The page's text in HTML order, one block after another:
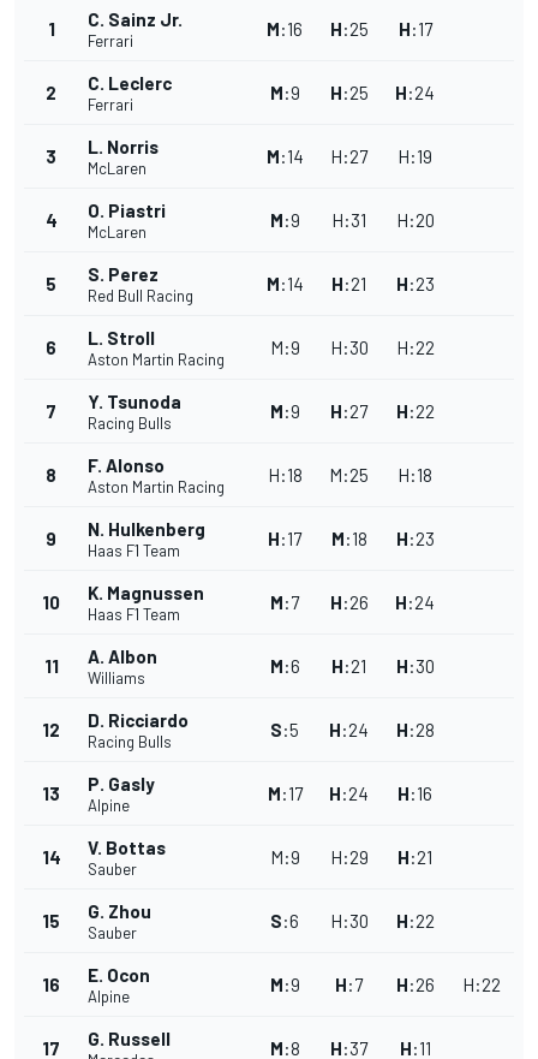
1 C. Sainz Jr.
Ferrari
M:16 H:25 H:17
2 C. Leclerc
Ferrari
M:9 H:25 H:24
3 L. Norris
McLaren
M:14 H:27 H:19
4 O. Piastri
McLaren
M:9 H:31 H:20
5 S. Perez
Red Bull Racing
M:14 H:21 H:23
6 L. Stroll
Aston Martin Racing
M:9 H:30 H:22
7 Y. Tsunoda
Racing Bulls
M:9 H:27 H:22
8 F. Alonso
Aston Martin Racing
H:18 M:25 H:18
9 N. Hulkenberg
Haas F1 Team
H:17 M:18 H:23
10 K. Magnussen
Haas F1 Team
M:7 H:26 H:24
11 A. Albon
Williams
M:6 H:21 H:30
12 D. Ricciardo
Racing Bulls
S:5 H:24 H:28
13 P. Gasly
Alpine
M:17 H:24 H:16
14 V. Bottas
Sauber
M:9 H:29 H:21
15 G. Zhou
Sauber
S:6 H:30 H:22
16 E. Ocon
Alpine
M:9 H:7 H:26 H:22
17 G. Russell M:8 H:37 H:11